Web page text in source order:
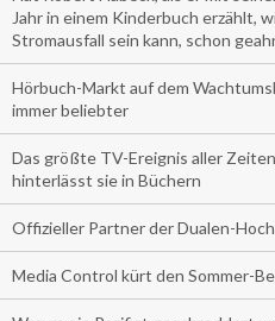
Jahr in einem Kinderbuch erzählt,
Stromausfall sein kann, schon
Hörbuch-Markt auf dem
immer beliebter
Das größte TV-Ereignis aller
hinterlässt sie in Büchern
Offizieller Partner der Dualen-
Media Control kürt den Sommer-